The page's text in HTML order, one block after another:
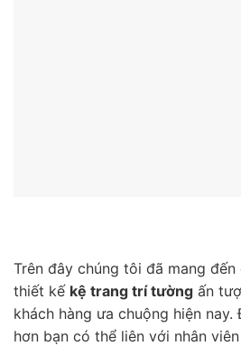
Trên đây chúng tôi đã mang
thiết kế kệ trang trí tường ấn
khách hàng ưa chuộng hiện
hơn bạn có thể liên với nhân